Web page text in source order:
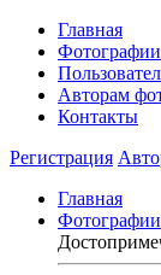
Главная
Фотографии
Авторам
Контакты
Регистрация
Главная
Фотографии